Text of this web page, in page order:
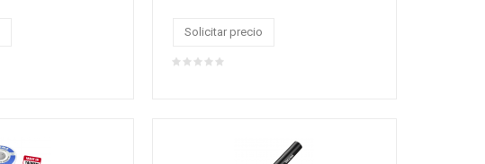
Solicitar precio